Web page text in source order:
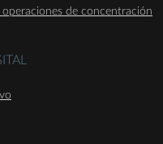
operaciones de concentración